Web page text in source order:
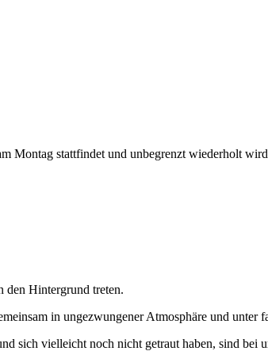
Montag stattfindet und unbegrenzt wiederholt
den Hintergrund treten.
in ungezwungener Atmosphäre und unter
sich vielleicht noch nicht getraut haben, sind